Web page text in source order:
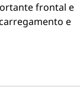
frontal e
e